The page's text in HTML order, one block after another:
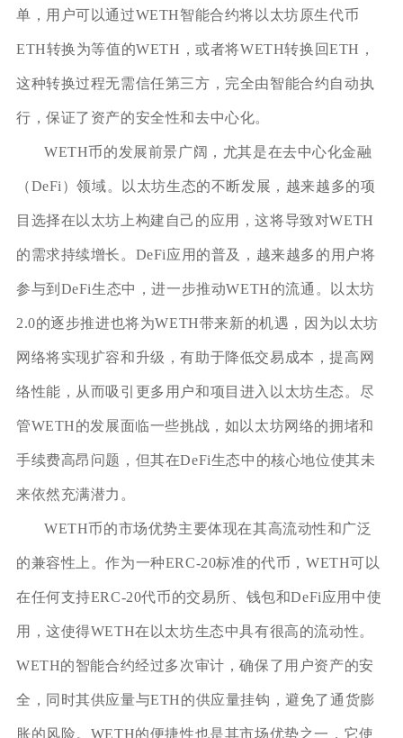
单，用户可以通过WETH智能合约将以太坊原生代币
ETH转换为等值的WETH，或者将WETH转换回ETH，
这种转换过程无需信任第三方，完全由智能合约自动执
行，保证了资产的安全性和去中心化。
WETH币的发展前景广阔，尤其是在去中心化金融
（DeFi）领域。以太坊生态的不断发展，越来越多的项
目选择在以太坊上构建自己的应用，这将导致对WETH
的需求持续增长。DeFi应用的普及，越来越多的用户将
参与到DeFi生态中，进一步推动WETH的流通。以太坊
2.0的逐步推进也将为WETH带来新的机遇，因为以太坊
网络将实现扩容和升级，有助于降低交易成本，提高网
络性能，从而吸引更多用户和项目进入以太坊生态。尽
管WETH的发展面临一些挑战，如以太坊网络的拥堵和
手续费高昂问题，但其在DeFi生态中的核心地位使其未
来依然充满潜力。
WETH币的市场优势主要体现在其高流动性和广泛
的兼容性上。作为一种ERC-20标准的代币，WETH可以
在任何支持ERC-20代币的交易所、钱包和DeFi应用中使
用，这使得WETH在以太坊生态中具有很高的流动性。
WETH的智能合约经过多次审计，确保了用户资产的安
全，同时其供应量与ETH的供应量挂钩，避免了通货膨
胀的风险。WETH的便捷性也是其市场优势之一，它使